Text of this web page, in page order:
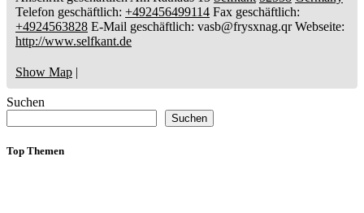
Telefon geschäftlich: +492456499114 Fax geschäftlich:
+4924563828 E-Mail geschäftlich: vasb@frysxnag.qr Webseite:
http://www.selfkant.de
Show Map |
Suchen
Suchen
Top Themen